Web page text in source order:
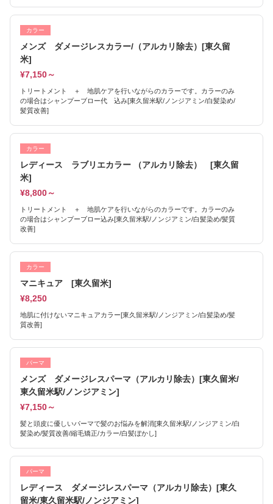
カラー
メンズ ダメージレスカラー/（アルカリ除去）[東久留
米]
¥7,150～
トリートメント ＋ 地肌ケアを行いながらのカラーです。カラーのみ
の場合はシャンプーブロー代 込み[東久留米駅/ノンジアミン/白髪染め/
髪質改善]
カラー
レディース ラブリエカラー （アルカリ除去） [東久留
米]
¥8,800～
トリートメント ＋ 地肌ケアを行いながらのカラーです。カラーのみ
の場合はシャンプーブロー込み[東久留米駅/ノンジアミン/白髪染め/髪質
改善]
カラー
マニキュア [東久留米]
¥8,250
地肌に付けないマニキュアカラー[東久留米駅/ノンジアミン/白髪染め/髪
質改善]
パーマ
メンズ ダメージレスパーマ（アルカリ除去）[東久留米/
東久留米駅/ノンジアミン]
¥7,150～
髪と頭皮に優しいパーマで髪のお悩みを解消[東久留米駅/ノンジアミン/白
髪染め/髪質改善/縮毛矯正/カラー/白髪ぼかし]
パーマ
レディース ダメージレスパーマ（アルカリ除去）[東久
留米/東久留米駅/ノンジアミン]